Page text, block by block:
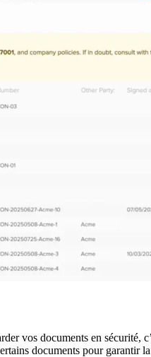
vos documents en sécurité,
documents pour garantir